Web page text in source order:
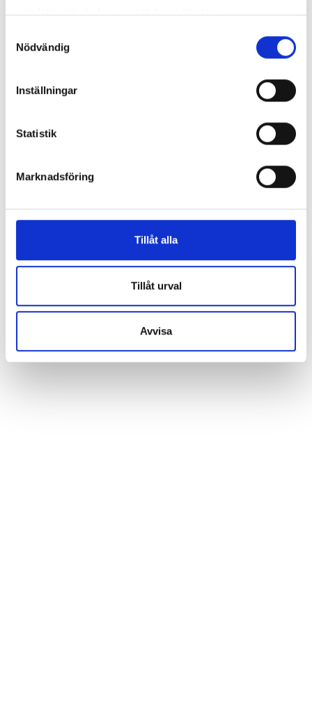
samlat in när du har använt deras tjänster.
Nödvändig
Inställningar
Statistik
Marknadsföring
Tillåt alla
Tillåt urval
Avvisa
Bell Mothander
Poeten i lurarna - A36
Kunder har även köpt